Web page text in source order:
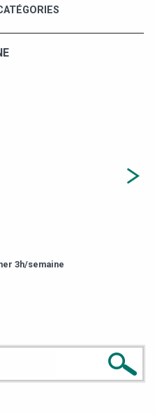
3h/semaine